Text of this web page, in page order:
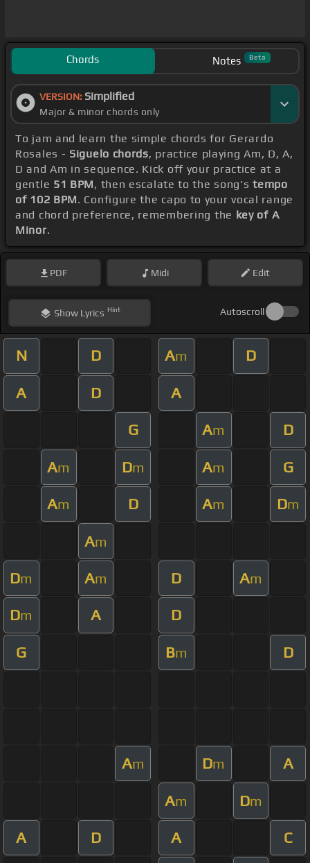
Chords Notes Beta
VERSION: Simplified
Major & minor chords only
To jam and learn the simple chords for Gerardo
Rosales - Siguelo chords, practice playing Am, D, A,
D and Am in sequence. Kick off your practice at a
gentle 51 BPM, then escalate to the song'stempo
of 102 BPM. Configure the capo to your vocal range
and chord preference, remembering the key of A
Minor.
PDF Midi Edit
ShowLyrics Hint Autoscroll
N D Am D
A D A
G Am D
Am Dm Am G
Am D Am Dm
Am
Dm Am D Am
Dm A D
G Bm D
Am Dm A
Am Dm
A D A C